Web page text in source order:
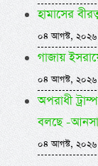
হামাসের
০৪ আগস্ট, ২০২৬
গাজায়
০৪ আগস্ট, ২০২৬
অপরাধী
বলছে -
০৪ আগস্ট, ২০২৬